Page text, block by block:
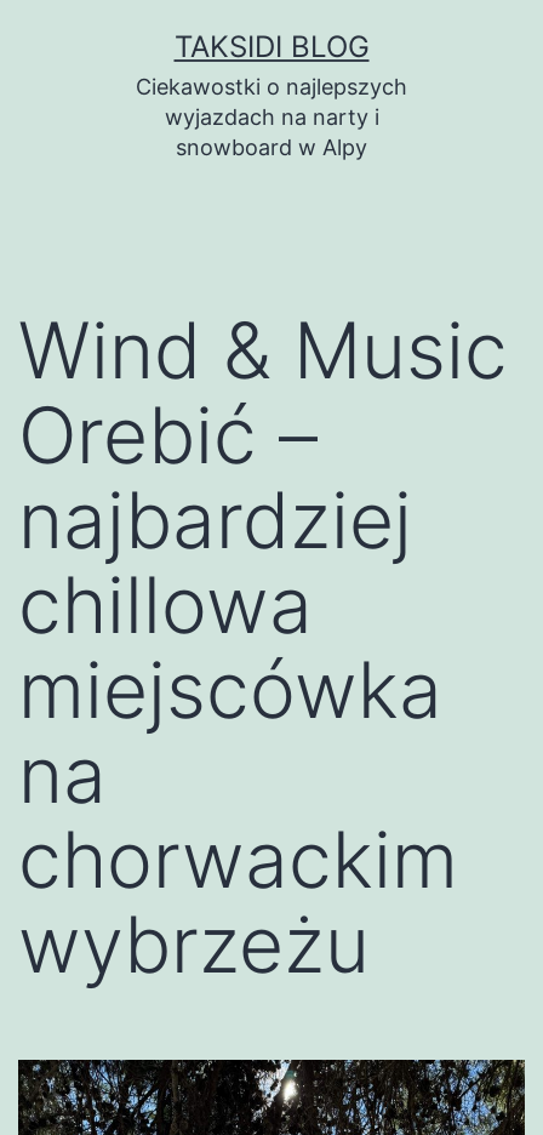
TAKSIDI BLOG
Ciekawostki o najlepszych
wyjazdach na narty i
snowboard w Alpy
Wind & Music
Orebić –
najbardziej
chillowa
miejscówka
na
chorwackim
wybrzeżu